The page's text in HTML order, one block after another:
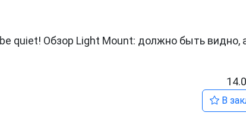
be quiet! Обзор Light Mount: должно быть видно,
В